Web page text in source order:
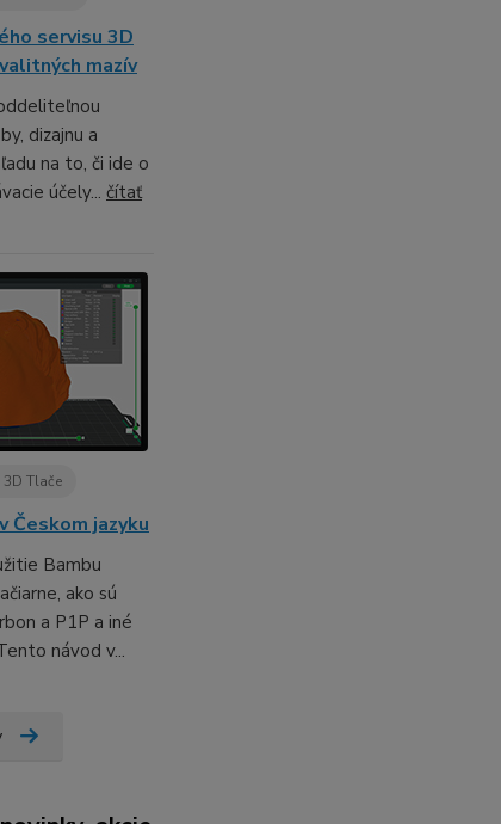
servisu 3D
mazív
dizajnu a
na to, či ide o
účely... čítať
Tlače
Českom jazyku
Bambu
ako sú
a P1P a iné
návod v...